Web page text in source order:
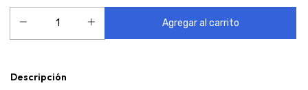
Descripción